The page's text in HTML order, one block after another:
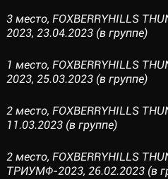
3 место, FOXBERRYHILLS
2023, 23.04.2023 (в группе)
1 место, FOXBERRYHILLS
2023, 25.03.2023 (в группе)
2 место, FOXBERRYHILLS
11.03.2023 (в группе)
2 место, FOXBERRYHILLS
ТРИУМФ-2023, 26.02.2023 (в